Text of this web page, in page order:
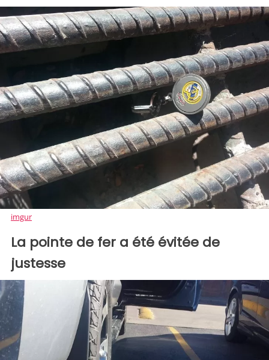
imgur
La pointe de fer a été évitée de
justesse